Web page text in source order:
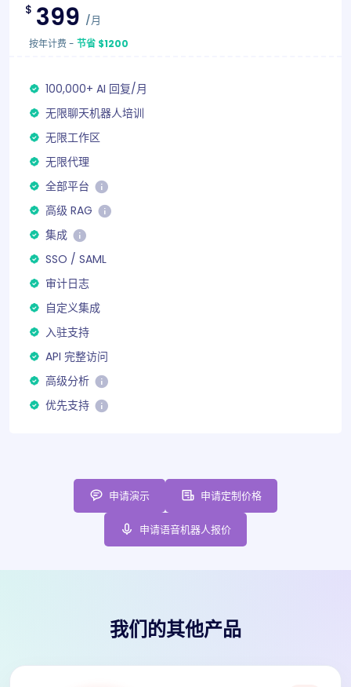
$ 399 /月
按年计费 - 节省 $1200
100,000+ AI 回复/月
无限聊天机器人培训
无限工作区
无限代理
全部平台
高级 RAG
集成
SSO / SAML
审计日志
自定义集成
入驻支持
API 完整访问
高级分析
优先支持
申请演示 申请定制价格
申请语音机器人报价
我们的其他产品